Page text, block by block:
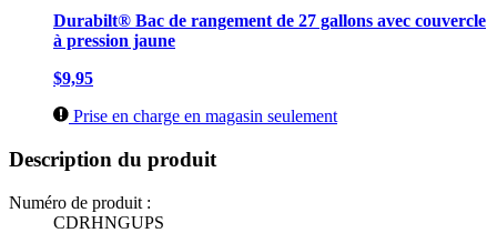
Durabilt® Bac de rangement de 27 gallons avec couvercle
à pression jaune
$9,95
Prise en charge en magasin seulement
Description du produit
Numéro de produit :
CDRHNGUPS